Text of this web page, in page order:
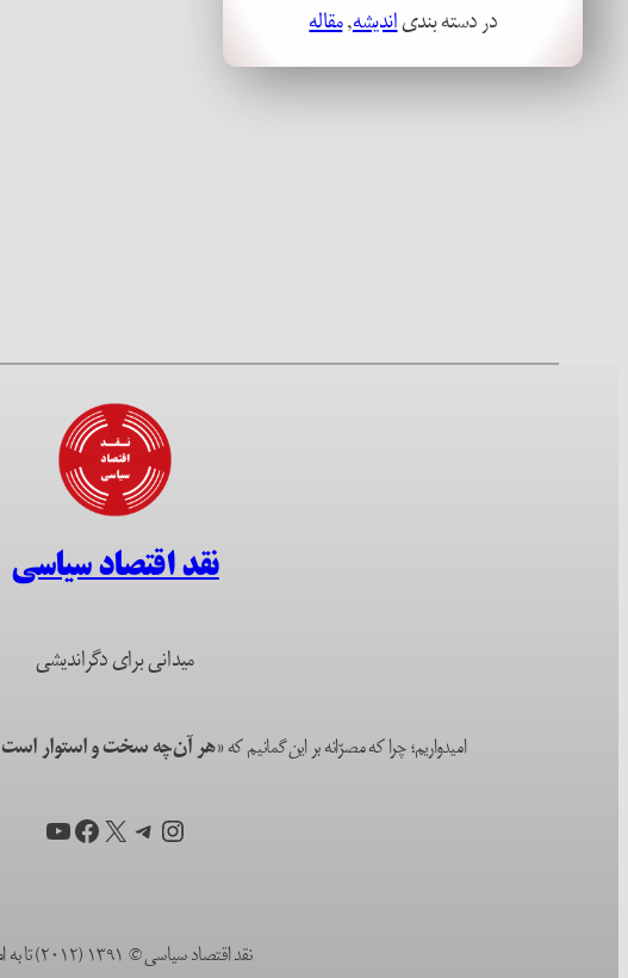
در دسته بندیاندیشه, مقاله
نقد اقتصاد سیاسی
میدانی برای دگراندیشی
امیدواریم؛ چرا که مصرّانه بر این گمانیم که«هر آن‌چه سخت و استوار است
اینستاگرم
تلگرام
X فیس‌بوک
یوتیوب
نقد اقتصاد سیاسی © ۱۳۹۱ (۲۰۱۲) تا به امروز